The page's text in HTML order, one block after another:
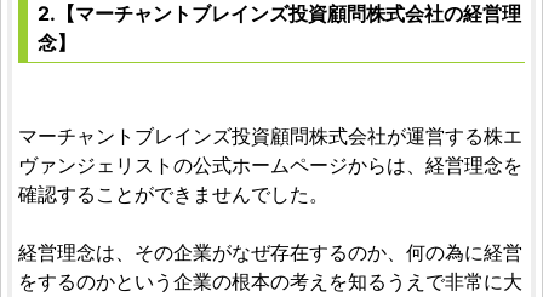
2.【マーチャントブレインズ投資顧問株式会社の経営理
念】
マーチャントブレインズ投資顧問株式会社が運営する株エ
ヴァンジェリストの公式ホームページからは、経営理念を
確認することができませんでした。
経営理念は、その企業がなぜ存在するのか、何の為に経営
をするのかという企業の根本の考えを知るうえで非常に大